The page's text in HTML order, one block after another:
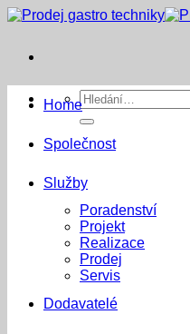
Přeskočit
Hledat:
Home
Společnost
Služby
Poradenství
Projekt
Realizace
Prodej
Servis
Dodavatelé